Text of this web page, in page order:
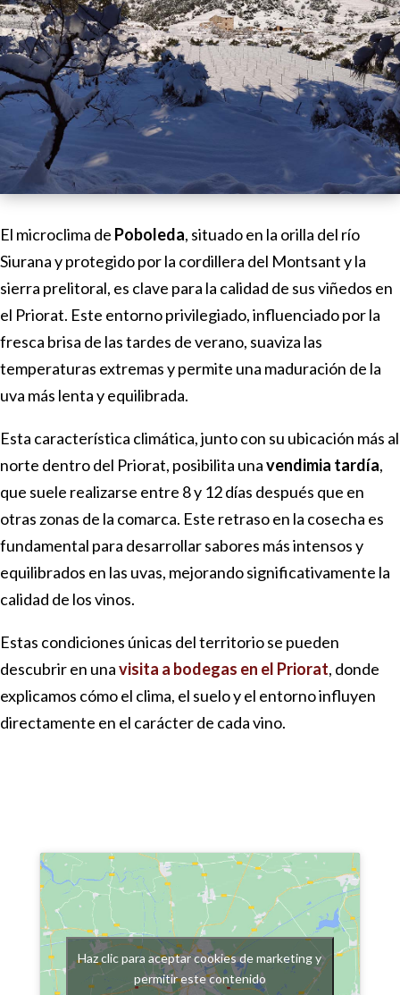
El microclima de Poboleda, situado en la orilla del río
Siurana y protegido por la cordillera del Montsant y la
sierra prelitoral, es clave para la calidad de sus viñedos en
el Priorat. Este entorno privilegiado, influenciado por la
fresca brisa de las tardes de verano, suaviza las
temperaturas extremas y permite una maduración de la
uva más lenta y equilibrada.
Esta característica climática, junto con su ubicación más al
norte dentro del Priorat, posibilita unavendimia tardía,
que suele realizarse entre 8 y 12 días después que en
otras zonas de la comarca. Este retraso en la cosecha es
fundamental para desarrollar sabores más intensos y
equilibrados en las uvas, mejorando significativamente la
calidad de los vinos.
Estas condiciones únicas del territorio se pueden
descubrir en unavisita a bodegas en el Priorat, donde
explicamos cómo el clima, el suelo y el entorno influyen
directamente en el carácter de cada vino.
Haz clic para aceptar cookies de marketing y
permitir este contenido